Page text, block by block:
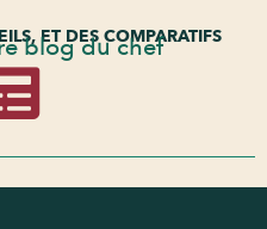
ET DES COMPARATIFS
blog du chef